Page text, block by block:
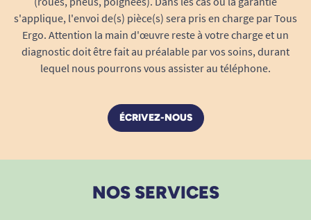
sous des vêtements ajustés.
Souplesse inégalée, pour accompagner vos
mouvements sans jamais se faire sentir.
Absence de latex et composition
même pour les peaux réactives.
culotte classique.
s'applique, l'envoi de(s) pièce(s) sera pris en charge par Tous
Ergo. Attention la main d'œuvre reste à votre charge et un
diagnostic doit être fait au préalable par vos soins, durant
lequel nous pourrons vous assister au téléphone.
ÉCRIVEZ-NOUS
NOS SERVICES